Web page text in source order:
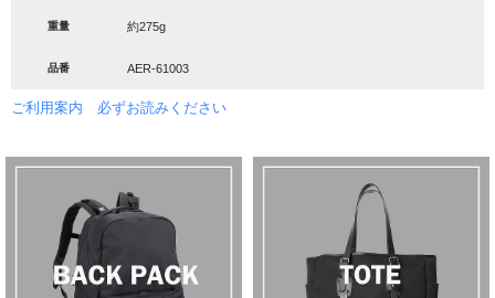
重量 約275g
品番 AER-61003
ご利用案内 必ずお読みください